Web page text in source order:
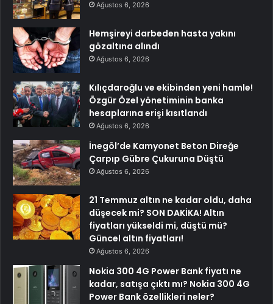
Ağustos 6, 2026
Hemşireyi darbeden hasta yakını
gözaltına alındı
Ağustos 6, 2026
Kılıçdaroğlu ve ekibinden yeni hamle!
Özgür Özel yönetiminin banka
hesaplarına erişi kısıtlandı
Ağustos 6, 2026
İnegöl’de Kamyonet Beton Direğe
Çarpıp Gübre Çukuruna Düştü
Ağustos 6, 2026
21 Temmuz altın ne kadar oldu, daha
düşecek mi? SON DAKİKA! Altın
fiyatları yükseldi mi, düştü mü?
Güncel altın fiyatları!
Ağustos 6, 2026
Nokia 300 4G Power Bank fiyatı ne
kadar, satışa çıktı mı? Nokia 300 4G
Power Bank özellikleri neler?